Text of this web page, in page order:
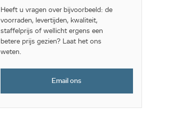
Heeft u vragen over bijvoorbeeld: de
voorraden, levertijden, kwaliteit,
staffelprijs of wellicht ergens een
betere prijs gezien? Laat het ons
weten.
Email ons